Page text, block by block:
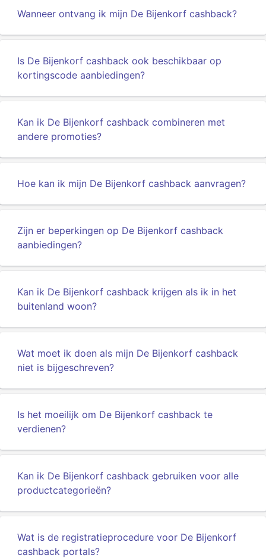
Wanneer ontvang ik mijn De Bijenkorf cashback?
Is De Bijenkorf cashback ook beschikbaar op
kortingscode aanbiedingen?
Kan ik De Bijenkorf cashback combineren met
andere promoties?
Hoe kan ik mijn De Bijenkorf cashback aanvragen?
Zijn er beperkingen op De Bijenkorf cashback
aanbiedingen?
Kan ik De Bijenkorf cashback krijgen als ik in het
buitenland woon?
Wat moet ik doen als mijn De Bijenkorf cashback
niet is bijgeschreven?
Is het moeilijk om De Bijenkorf cashback te
verdienen?
Kan ik De Bijenkorf cashback gebruiken voor alle
productcategorieën?
Wat is de registratieprocedure voor De Bijenkorf
cashback portals?